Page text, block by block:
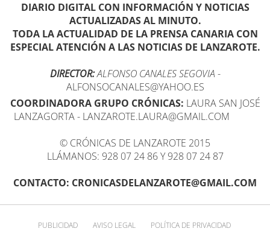
DIARIO DIGITAL CON INFORMACIÓN Y NOTICIAS
ACTUALIZADAS AL MINUTO.
TODA LA ACTUALIDAD DE LA PRENSA CANARIA CON
ESPECIAL ATENCIÓN A LAS NOTICIAS DE LANZAROTE.
DIRECTOR:ALFONSO CANALES SEGOVIA -
ALFONSOCANALES@YAHOO.ES
COORDINADORA GRUPO CRÓNICAS: LAURA SAN JOSÉ
LANZAGORTA - LANZAROTE.LAURA@GMAIL.COM
© CRÓNICAS DE LANZAROTE 2015
LLÁMANOS: 928 07 24 86 Y 928 07 24 87
CONTACTO: CRONICASDELANZAROTE@GMAIL.COM
PUBLICIDAD AVISO LEGAL POLÍTICA DE PRIVACIDAD